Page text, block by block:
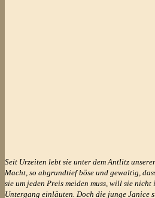
Seit Urzeiten lebt sie unter dem Antlitz
Macht, so abgrundtief böse und gewaltig,
sie um jeden Preis meiden muss, will sie nicht
Untergang einläuten. Doch die junge Janice